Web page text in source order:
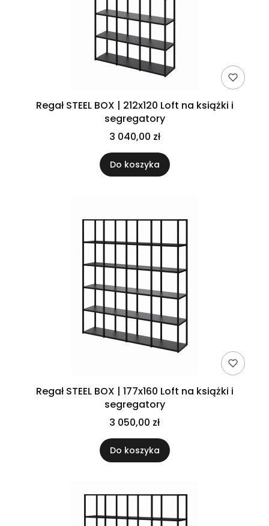
Regał STEEL BOX | 212x120 Loft na książki i
segregatory
3 040,00 zł
Do koszyka
Regał STEEL BOX | 177x160 Loft na książki i
segregatory
3 050,00 zł
Do koszyka